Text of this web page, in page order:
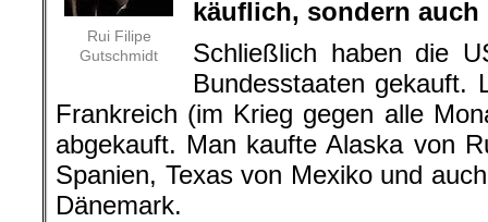
Rui Filipe
Gutschmidt
käuflich, sondern
Schließlich haben die
Bundesstaaten gekauft.
Frankreich (im Krieg gegen alle
abgekauft. Man kaufte Alaska von
Spanien, Texas von Mexiko und
Dänemark.